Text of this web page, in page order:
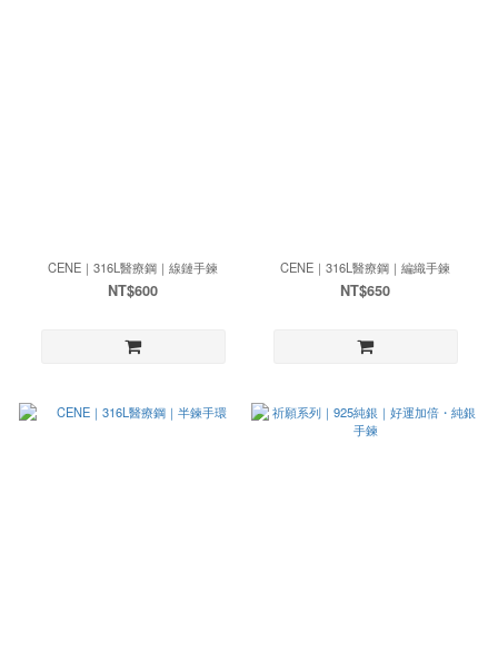
CENE｜316L醫療鋼｜線鏈手鍊
NT$600
CENE｜316L醫療鋼｜編織手鍊
NT$650